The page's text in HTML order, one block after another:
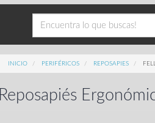
INICIO PERIFÉRICOS REPOSAPIES
Reposapiés